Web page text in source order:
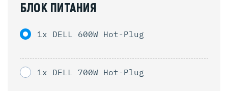
БЛОК ПИТАНИЯ
1x DELL 600W Hot-Plug
1x DELL 700W Hot-Plug